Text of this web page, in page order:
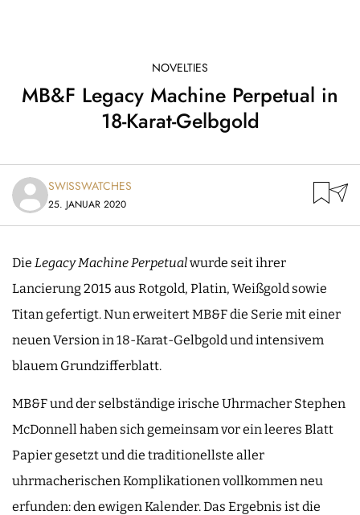
NOVELTIES
MB&F Legacy Machine Perpetual in
18-Karat-Gelbgold
SWISSWATCHES
25. JANUAR 2020
Die Legacy Machine Perpetualwurde seit ihrer
Lancierung 2015 aus Rotgold, Platin, Weißgold sowie
Titan gefertigt. Nun erweitert MB&F die Serie mit einer
neuen Version in 18-Karat-Gelbgold und intensivem
blauem Grundzifferblatt.
MB&F und der selbständige irische Uhrmacher Stephen
McDonnell haben sich gemeinsam vor ein leeres Blatt
Papier gesetzt und die traditionellste aller
uhrmacherischen Komplikationen vollkommen neu
erfunden: den ewigen Kalender. Das Ergebnis ist die